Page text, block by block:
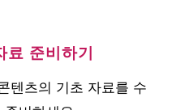
준비하기
텐츠의 기초 자료를 수